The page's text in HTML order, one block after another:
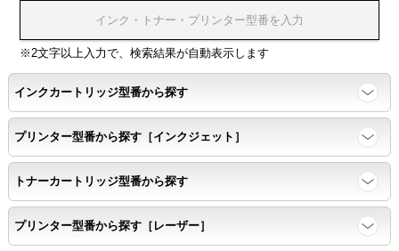
※2文字以上入力で、検索結果が自動表示します
インクカートリッジ型番から探す
プリンター型番から探す［インクジェット］
トナーカートリッジ型番から探す
プリンター型番から探す［レーザー］